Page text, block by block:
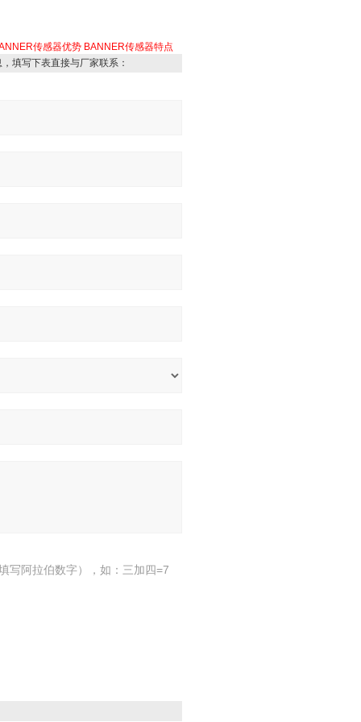
传感器优势 BANNER传感器特点
填写下表直接与厂家联系：
写阿拉伯数字），如：三加四=7